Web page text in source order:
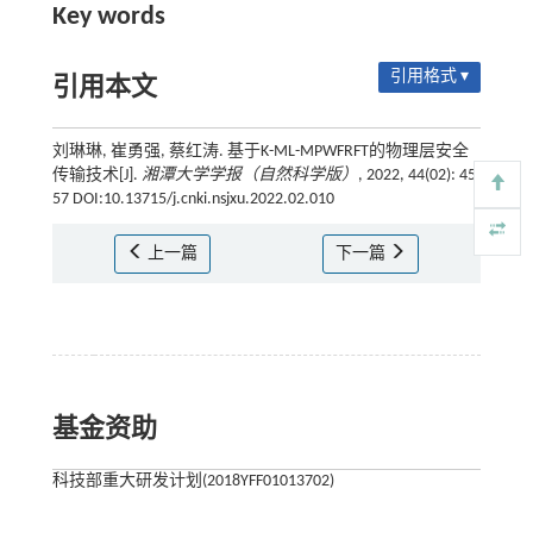
Key words
引用本文 引用格式 ▾
刘琳琳, 崔勇强, 蔡红涛. 基于K-ML-MPWFRFT的物理层安全
传输技术[J]. 湘潭大学学报（自然科学版） , 2022, 44(02): 45-
57 DOI:10.13715/j.cnki.nsjxu.2022.02.010
上一篇 下一篇
基金资助
科技部重大研发计划(2018YFF01013702)